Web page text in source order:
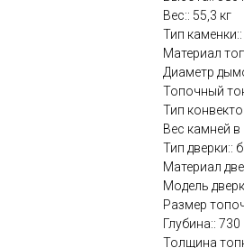
Вес:: 55,3 кг
Тип
Материал
Диаметр
Топочный
Тип
Вес камней в
Тип дверки::
Материал
Модель
Размер
Глубина:: 730
Толщина